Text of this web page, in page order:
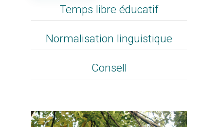
Temps libre éducatif
Normalisation linguistique
Consell